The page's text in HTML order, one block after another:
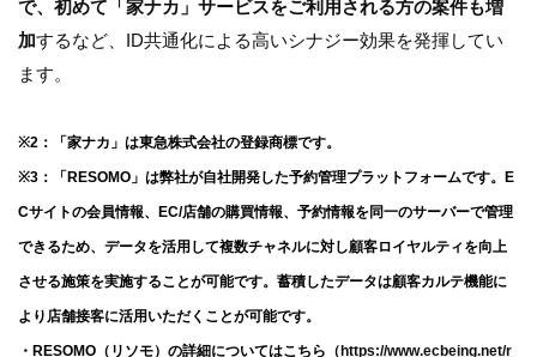
で、初めて「家ナカ」サービスをご利用される方の案件も増
加するなど、ID共通化による高いシナジー効果を発揮してい
ます。
※2：「家ナカ」は東急株式会社の登録商標です。
※3：「RESOMO」は弊社が自社開発した予約管理プラットフォームです。E
Cサイトの会員情報、EC/店舗の購買情報、予約情報を同一のサーバーで管理
できるため、データを活用して複数チャネルに対し顧客ロイヤルティを向上
させる施策を実施することが可能です。蓄積したデータは顧客カルテ機能に
より店舗接客に活用いただくことが可能です。
・RESOMO（リソモ）の詳細についてはこちら（https://www.ecbeing.net/r